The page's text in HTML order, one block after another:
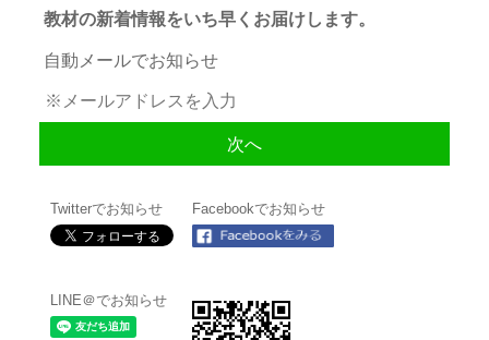
教材の新着情報をいち早くお届けします。
自動メールでお知らせ
Twitterでお知らせ Facebookでお知らせ
LINE＠でお知らせ